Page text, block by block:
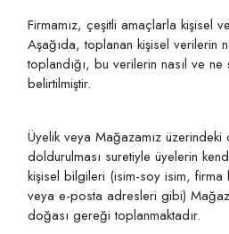
Firmamız, çeşitli amaçlarla kişisel
Aşağıda, toplanan kişisel verilerin
toplandığı, bu verilerin nasıl ve
belirtilmiştir.
Üyelik veya Mağazamız
doldurulması suretiyle üyelerin
kişisel bilgileri (isim-soy isim,
veya e-posta adresleri gibi)
doğası gereği toplanmaktadır.